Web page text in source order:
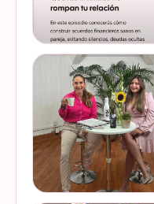
@lucyquiroga tuvo la
oportunidad de conversar
con la gran Ilana Sod, en el
#podcast Consejo Capital
de @scotiabankmx Gracias
por la invitac…
VER EN
INSTAGRAM